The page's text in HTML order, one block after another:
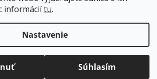
informáciítu.
Nastavenie
Súhlasím
pre balíkové zásielky v hodnote
nad120 EUR*.
zasielame už od4 EUR.
ZRÝCHĽUJEME.